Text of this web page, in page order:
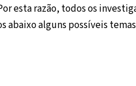
esta razão, todos os
abaixo alguns possíveis